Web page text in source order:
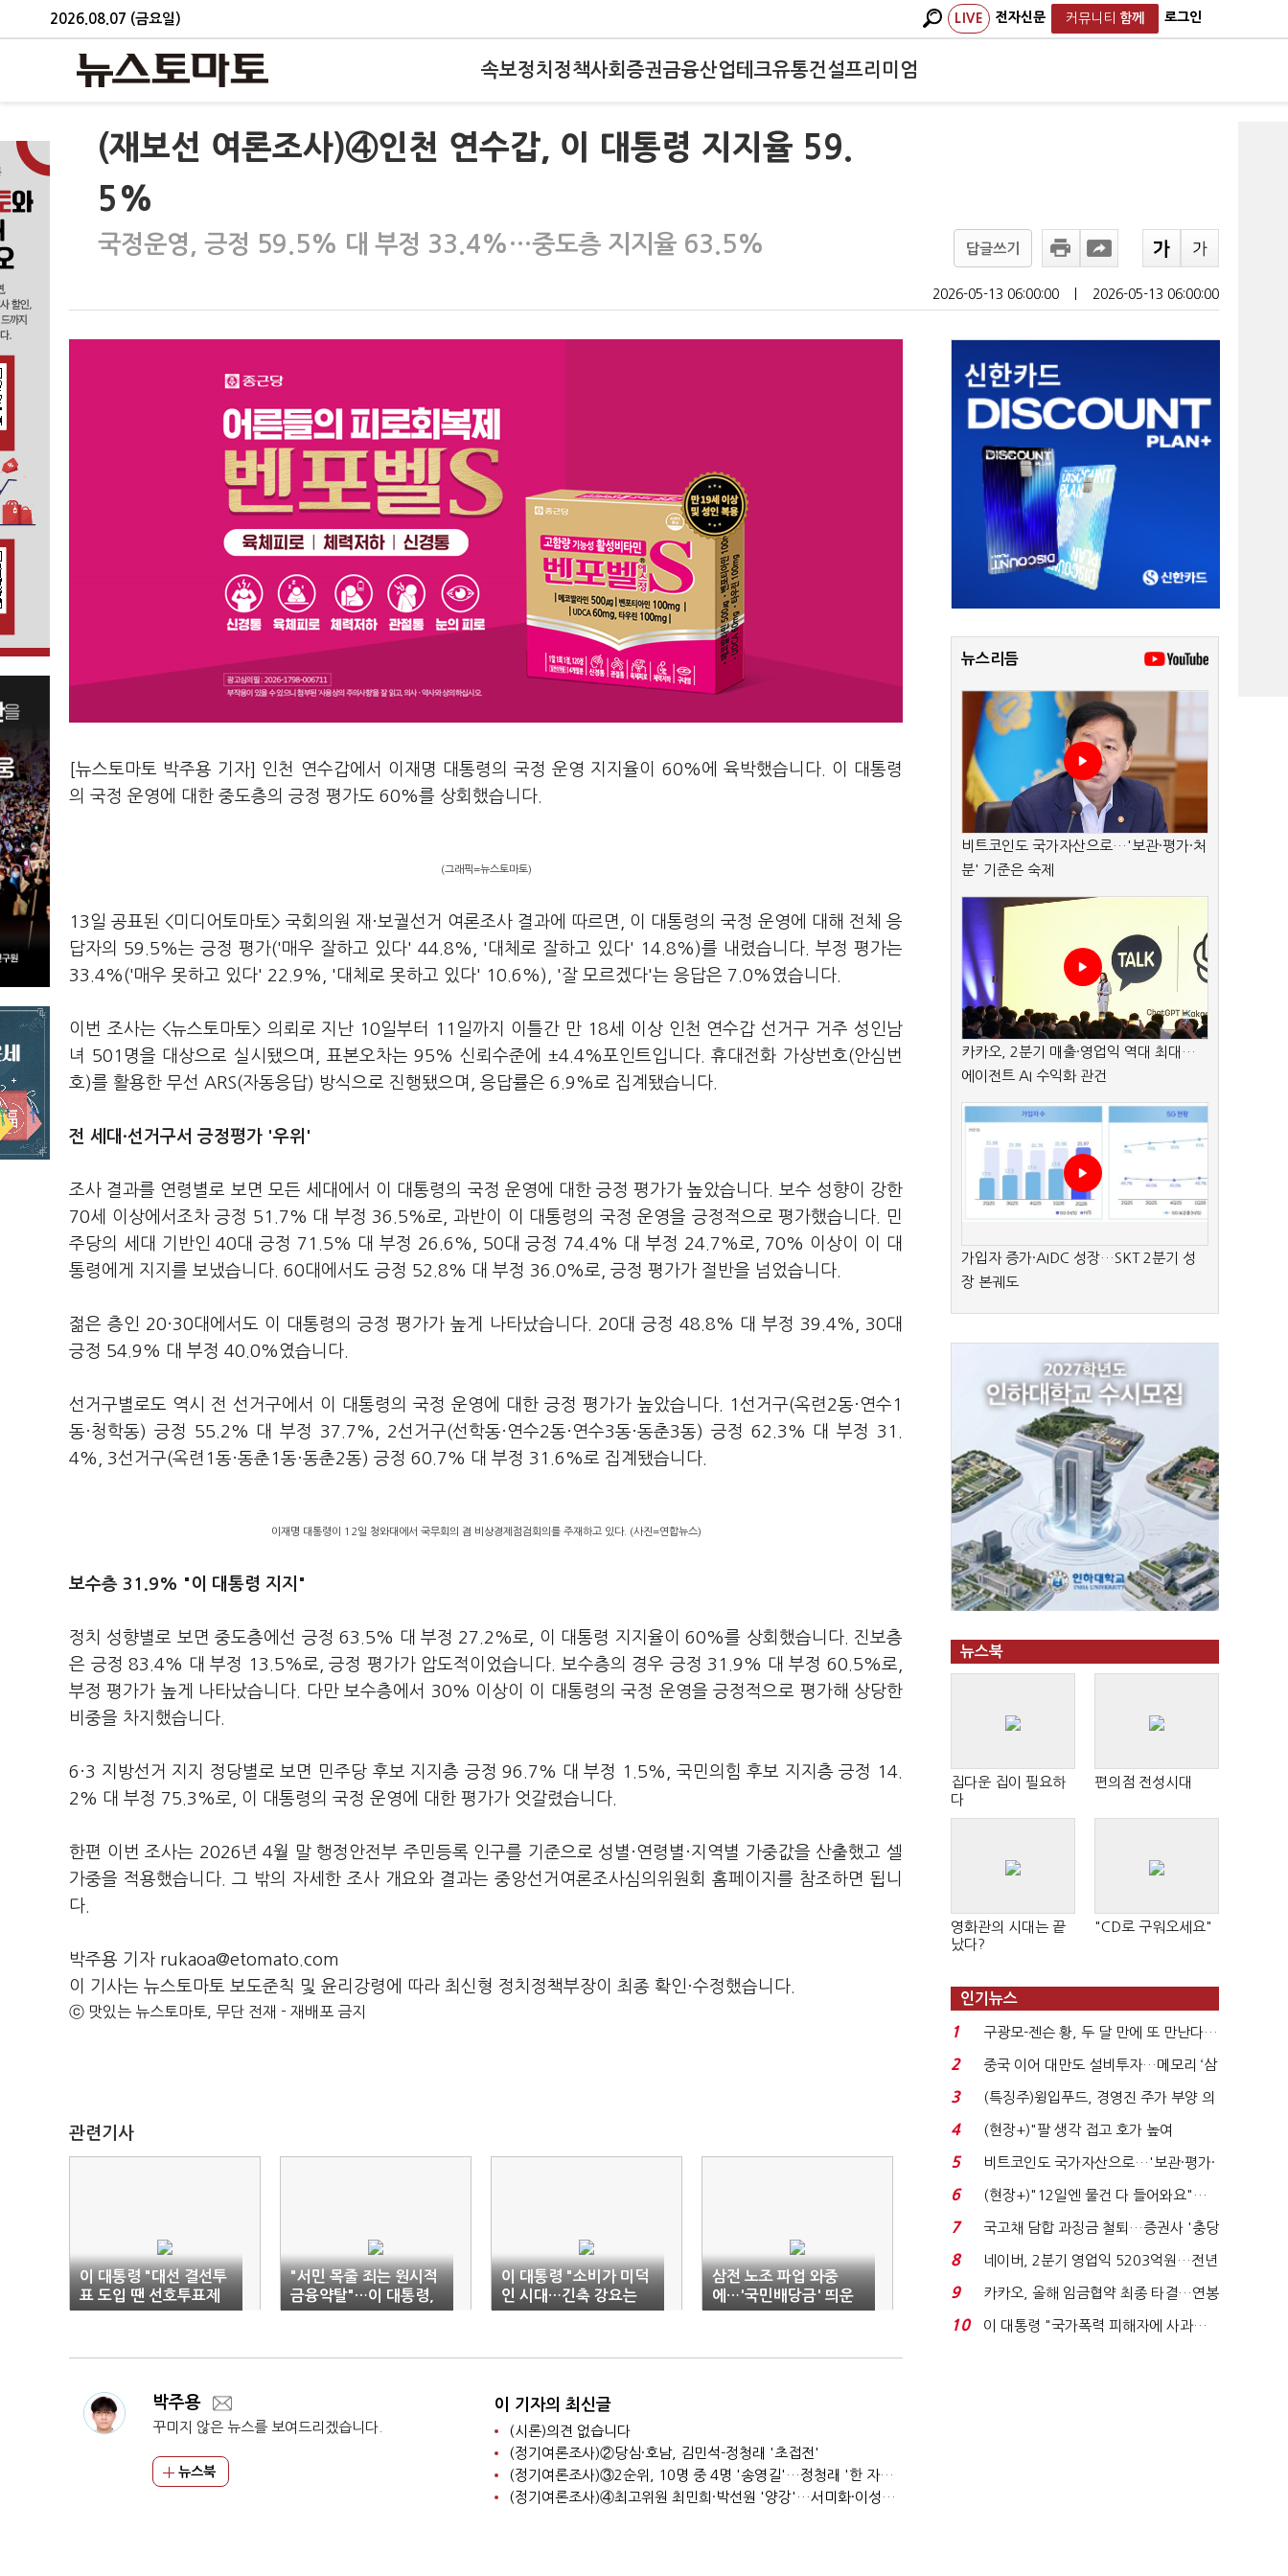
2026.08.07 (금요일) LIVE 전자신문 커뮤니티 함께 로그인
속보정치 정책사회 증권금융산업테크유통건설프리미엄
(재보선 여론조사)④인천 연수갑, 이 대통령 지지율 59.
5%
국정운영, 긍정 59.5% 대 부정 33.4%…중도층 지지율 63.5% 답글쓰기
2026-05-13 06:00:00 2026-05-13 06:00:00
[뉴스토마토 박주용 기자] 인천 연수갑에서 이재명 대통령의 국정 운영 지지율이 60%에 육박했습니다. 이 대통령
의 국정 운영에 대한 중도층의 긍정 평가도 60%를 상회했습니다.
(그래픽=뉴스토마토)
13일 공표된 <미디어토마토> 국회의원 재·보궐선거 여론조사 결과에 따르면, 이 대통령의 국정 운영에 대해 전체 응
답자의 59.5%는 긍정 평가('매우 잘하고 있다' 44.8%, '대체로 잘하고 있다' 14.8%)를 내렸습니다. 부정 평가는
33.4%('매우 못하고 있다' 22.9%, '대체로 못하고 있다' 10.6%), '잘 모르겠다'는 응답은 7.0%였습니다.
이번 조사는 <뉴스토마토> 의뢰로 지난 10일부터 11일까지 이틀간 만 18세 이상 인천 연수갑 선거구 거주 성인남
녀 501명을 대상으로 실시됐으며, 표본오차는 95% 신뢰수준에 ±4.4%포인트입니다. 휴대전화 가상번호(안심번
호)를 활용한 무선 ARS(자동응답) 방식으로 진행됐으며, 응답률은 6.9%로 집계됐습니다.
전 세대·선거구서 긍정평가 '우위'
조사 결과를 연령별로 보면 모든 세대에서 이 대통령의 국정 운영에 대한 긍정 평가가 높았습니다. 보수 성향이 강한
70세 이상에서조차 긍정 51.7% 대 부정 36.5%로, 과반이 이 대통령의 국정 운영을 긍정적으로 평가했습니다. 민
주당의 세대 기반인 40대 긍정 71.5% 대 부정 26.6%, 50대 긍정 74.4% 대 부정 24.7%로, 70% 이상이 이 대
통령에게 지지를 보냈습니다. 60대에서도 긍정 52.8% 대 부정 36.0%로, 긍정 평가가 절반을 넘었습니다.
젊은 층인 20·30대에서도 이 대통령의 긍정 평가가 높게 나타났습니다. 20대 긍정 48.8% 대 부정 39.4%, 30대
긍정 54.9% 대 부정 40.0%였습니다.
선거구별로도 역시 전 선거구에서 이 대통령의 국정 운영에 대한 긍정 평가가 높았습니다. 1선거구(옥련2동·연수1
동·청학동) 긍정 55.2% 대 부정 37.7%, 2선거구(선학동·연수2동·연수3동·동춘3동) 긍정 62.3% 대 부정 31.
4%, 3선거구(옥련1동·동춘1동·동춘2동) 긍정 60.7% 대 부정 31.6%로 집계됐습니다.
이재명 대통령이 12일 청와대에서 국무회의 겸 비상경제점검회의를 주재하고 있다. (사진=연합뉴스)
보수층 31.9% "이 대통령 지지"
정치 성향별로 보면 중도층에선 긍정 63.5% 대 부정 27.2%로, 이 대통령 지지율이 60%를 상회했습니다. 진보층
은 긍정 83.4% 대 부정 13.5%로, 긍정 평가가 압도적이었습니다. 보수층의 경우 긍정 31.9% 대 부정 60.5%로,
부정 평가가 높게 나타났습니다. 다만 보수층에서 30% 이상이 이 대통령의 국정 운영을 긍정적으로 평가해 상당한
비중을 차지했습니다.
6·3 지방선거 지지 정당별로 보면 민주당 후보 지지층 긍정 96.7% 대 부정 1.5%, 국민의힘 후보 지지층 긍정 14.
2% 대 부정 75.3%로, 이 대통령의 국정 운영에 대한 평가가 엇갈렸습니다.
한편 이번 조사는 2026년 4월 말 행정안전부 주민등록 인구를 기준으로 성별·연령별·지역별 가중값을 산출했고 셀
가중을 적용했습니다. 그 밖의 자세한 조사 개요와 결과는 중앙선거여론조사심의위원회 홈페이지를 참조하면 됩니
다.
박주용 기자 rukaoa@etomato.com
이 기사는 뉴스토마토 보도준칙 및 윤리강령에 따라 최신형 정치정책부장이 최종 확인·수정했습니다.
ⓒ 맛있는 뉴스토마토, 무단 전재 - 재배포 금지
관련기사
이 대통령 "대선 결선투
표 도입 땐 선호투표제
논의"
"서민 목줄 죄는 원시적
금융약탈"…이 대통령,
해결방안 약속
이 대통령 "소비가 미덕
인 시대…긴축 강요는
민생 방치"
삼전 노조 파업 와중
에…'국민배당금' 띄운
김용범
박주용
꾸미지 않은 뉴스를 보여드리겠습니다.
뉴스북
이 기자의 최신글
(시론)의견 없습니다
(정기여론조사)②당심·호남, 김민석-정청래 '초접전'
(정기여론조사)③2순위, 10명 중 4명 '송영길'…정청래 '한 자릿수'
(정기여론조사)④최고위원 최민희·박선원 '양강'…서미화·이성윤·임미애 뒤이어
뉴스리듬
비트코인도 국가자산으로…'보관·평가·처
분' 기준은 숙제
카카오, 2분기 매출·영업익 역대 최대…
에이전트 AI 수익화 관건
가입자 증가·AIDC 성장…SKT 2분기 성
장 본궤도
뉴스북
집다운 집이 필요하
다
편의점 전성시대
영화관의 시대는 끝
났다?
"CD로 구워오세요"
인기뉴스
1
구광모-젠슨 황, 두 달 만에 또 만난다…
로봇·AI 등 논...
2
중국 이어 대만도 설비투자…메모리 ‘삼
국전쟁’
3
(특징주)윙입푸드, 경영진 주가 부양 의
지에 상한가...
4
(현장+)"팔 생각 접고 호가 높여
요"…'덜 똘똘한 한 채' 20...
5
비트코인도 국가자산으로…'보관·평가·
처분' 기준은 ...
6
(현장+)"12일엔 물건 다 들어와요"…
빈 매대 채우며 문 연 ...
7
국고채 담합 과징금 철퇴…증권사 '충당
금 폭탄' 우려...
8
네이버, 2분기 영업익 5203억원…전년
비 0.2% 감소...
9
카카오, 올해 임금협약 최종 타결…연봉
6.3% 인상·격려...
10
이 대통령 "국가폭력 피해자에 사과…